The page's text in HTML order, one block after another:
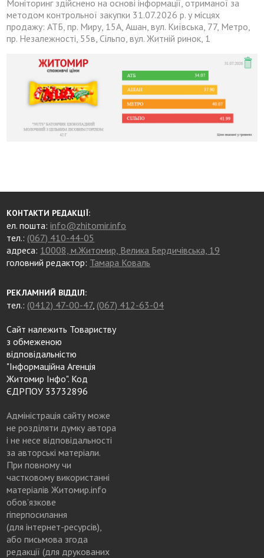
Моніторинг здійснено на основі інформації, отриманої за
методом контрольної закупки 31.07.2026 р. у місцях
продажу: АТБ, пр. Миру, 15А, Ашан, вул. Київська, 77, Метро,
пр. Незалежності, 55в, Сільпо, вул. Житній ринок, 1
КОНТАКТИ РЕДАКЦІЇ:
ел. пошта:info@zhitomir.info
тел.: (067) 410-44-05
адреса: 10008, м.Житомир, Велика Бердичівська, 19
головний редактор: Тамара Коваль
РЕКЛАМНИЙ ВІДДІЛ:
тел.: (0412) 47-00-47, (067) 412-63-04
Сайт належить Товариству
з обмеженою
відповідальністю
"Інформаційна Агенція
Житомир Інфо". Код
ЄДРПОУ 33732896
Адміністрація сайту може
не розділяти думку автора
і не несе відповідальності
за авторські матеріали.
При повному чи
частковому використанні
матеріалів Житомир.info
обов’язкове
гіперпосилання
(для інтернет-ресурсів),
або письмова згода
редакції (для друкованих